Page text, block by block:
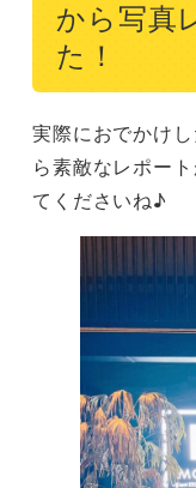
から写真
た！
実際におでかけ
ら素敵なレポー